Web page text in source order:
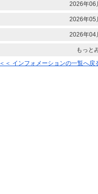
2026年06
2026年05
2026年04
もっと
＜＜ インフォメーションの一覧へ戻